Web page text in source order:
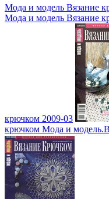
Мода и модель Вязание
Мода и модель Вязание
крючком 2009-03
крючком Мода и